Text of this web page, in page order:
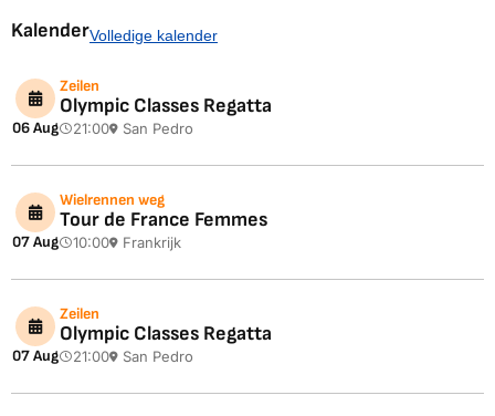
KalenderVolledige kalender
06 Aug
Zeilen
Olympic Classes Regatta
21:00 San Pedro
07 Aug
Wielrennen weg
Tour de France Femmes
10:00 Frankrijk
07 Aug
Zeilen
Olympic Classes Regatta
21:00 San Pedro